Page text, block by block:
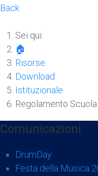
Back
Sei qui:
🏠
Risorse
Download
Istituzionale
Regolamento
Comunicazioni
DrumDay
Festa della Musica